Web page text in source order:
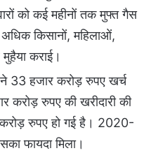
को कई महीनों तक मुफ्त गैस
किसानों, महिलाओं,
कराई।
33 हजार करोड़ रुपए खर्च
रुपए की खरीदारी की
रुपए हो गई है। 2020-
फायदा मिला।